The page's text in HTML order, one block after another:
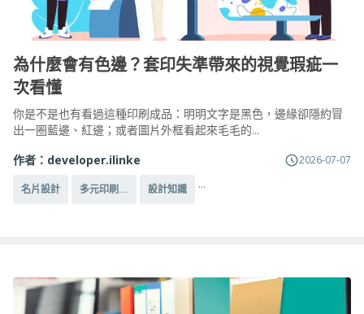
為什麼會有色邊？套印失準帶來的視覺瑕疵一
次看懂
你是不是也有看過這種印刷成品：明明文字是黑色，邊緣卻隱約冒
出一圈藍邊、紅邊；或者圖片外框看起來毛毛的...
作者： developer.ilinke 2026-07-07
名片設計 多元印刷... 設計知識 ...